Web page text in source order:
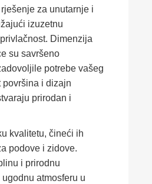
za unutarnje i
izuzetnu
Dimenzija
su savršeno
potrebe vašeg
površina i dizajn
prirodan i
kvalitetu, čineći ih
podove i zidove.
i prirodnu
atmosferu u